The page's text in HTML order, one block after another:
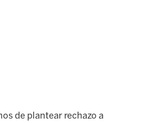
de plantear rechazo a